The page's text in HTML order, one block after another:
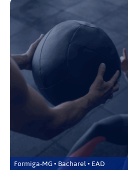
Formiga-MG • Bacharel • EAD